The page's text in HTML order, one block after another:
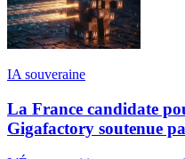
IA souveraine
La France candidate
Gigafactory soutenue